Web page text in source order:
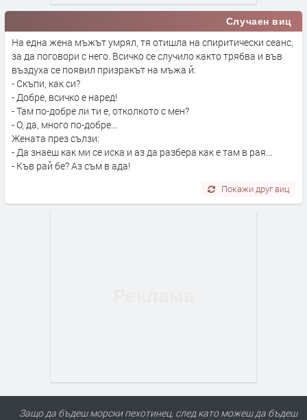
Случаен виц
На една жена мъжът умрял, тя отишла на спиритически сеанс,
за да поговори с него. Всичко се случило както трябва и във
въздуха се появил призракът на мъжа й:
- Скъпи, как си?
- Добре, всичко е наред!
- Там по-добре ли ти е, отколкото с мен?
- О, да, много по-добре...
Жената през сълзи:
- Да знаеш как ми се иска и аз да разбера как е там в рая...
- Къв рай бе? Аз съм в ада!
Покажи друг виц
Защо да бъдеш морски пехотинец, след като можеш да бъдеш